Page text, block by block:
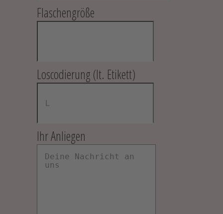
Flaschengröße
Loscodierung (lt. Etikett)
Ihr Anliegen